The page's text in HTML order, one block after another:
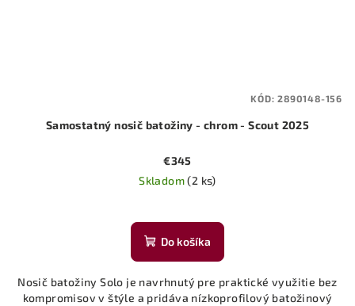
Samostatný nosič batožiny - chrom - Scout 2025
€345
Skladom(2 ks)
Do košíka
Nosič batožiny Solo je navrhnutý pre praktické využitie bez
kompromisov v štýle a pridáva nízkoprofilový batožinový
KÓD:2890148-156